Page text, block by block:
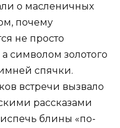
о масленичных
почему
не просто
символом золотого
спячки.
встречи вызвало
рассказами
блины «по-